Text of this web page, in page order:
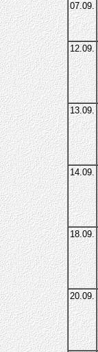
07.09.
12.09.
13.09.
14.09.
18.09.
20.09.